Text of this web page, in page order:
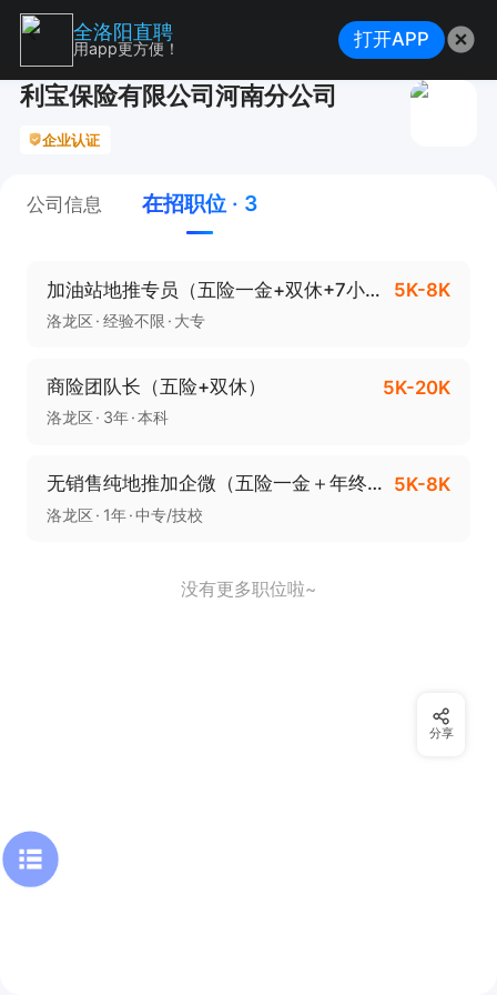
利宝保险有限公司河南分公司
企业认证
公司信息 在招职位 · 3
加油站地推专员（五险一金+双休+7小时） 5K-8K
洛龙区 经验不限 大专
商险团队长（五险+双休） 5K-20K
洛龙区 3年 本科
无销售纯地推加企微（五险一金＋年终奖） 5K-8K
洛龙区 1年 中专/技校
没有更多职位啦~
分享
全洛阳直聘
用app更方便！ 打开APP